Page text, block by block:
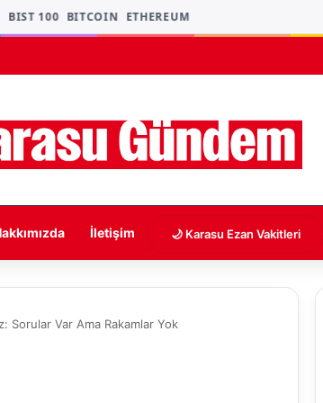
100 BITCOIN ETHEREUM
İletişim 🌙 Karasu Ezan Vakitleri
Sorular Var Ama Rakamlar Yok